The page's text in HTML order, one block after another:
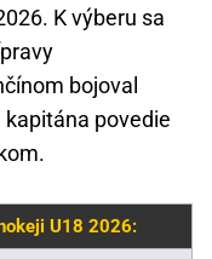
K výberu sa
bojoval
kapitána povedie
U18 2026: